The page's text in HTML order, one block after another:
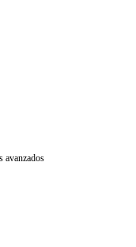
avanzados